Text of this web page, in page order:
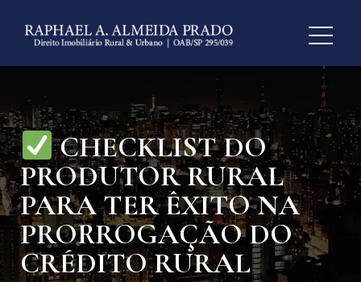
CHECKLIST DO
PRODUTOR RURAL
PARA TER ÊXITO NA
PRORROGAÇÃO DO
CRÉDITO RURAL